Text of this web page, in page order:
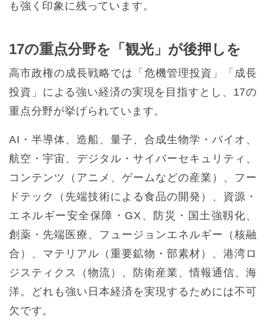
も強く印象に残っています。
17の重点分野を「観光」が後押しを
高市政権の成長戦略では「危機管理投資」「成長
投資」による強い経済の実現を目指すとし、17の
重点分野が挙げられています。
AI・半導体、造船、量子、合成生物学・バイオ、
航空・宇宙、デジタル・サイバーセキュリティ、
コンテンツ（アニメ、ゲームなどの産業）、フー
ドテック（先端技術による食品の開発）、資源・
エネルギー安全保障・GX、防災・国土強靱化、
創薬・先端医療、フュージョンエネルギー（核融
合）、マテリアル（重要鉱物・部素材）、港湾ロ
ジスティクス（物流）、防衛産業、情報通信、海
洋。どれも強い日本経済を実現するためには不可
欠です。